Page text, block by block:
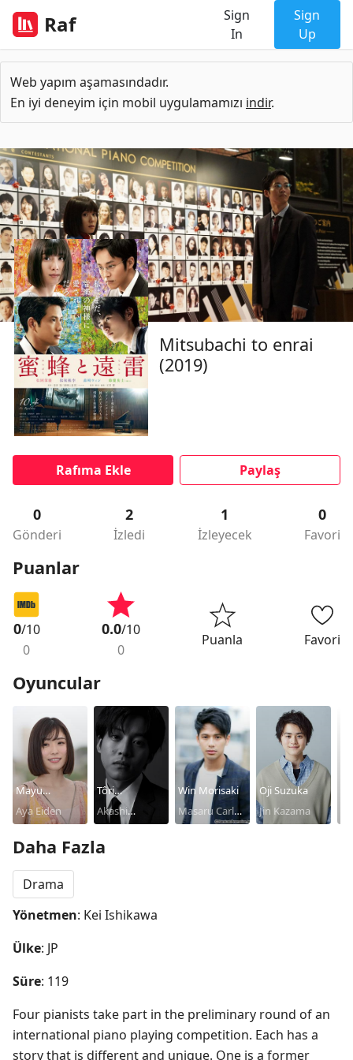
Raf
Sign
In
Sign
Up
Web yapım aşamasındadır.
En iyi deneyim için mobil uygulamamızı indir.
Mitsubachi to enrai
(2019)
Rafıma Ekle Paylaş
0
Gönderi
2
İzledi
1
İzleyecek
0
Favori
Puanlar
0/10
0
0.0/10
0
Puanla Favori
Oyuncular
Mayu
Matsuoka
Aya Eiden
Tôri
Matsuzaka
Akashi
Win Morisaki
Masaru Carlos
Oji Suzuka
Jin Kazama
Daha Fazla
Drama
Yönetmen: Kei Ishikawa
Ülke: JP
Süre: 119
Four pianists take part in the preliminary round of an
international piano playing competition. Each has a
story that is different and unique. One is a former